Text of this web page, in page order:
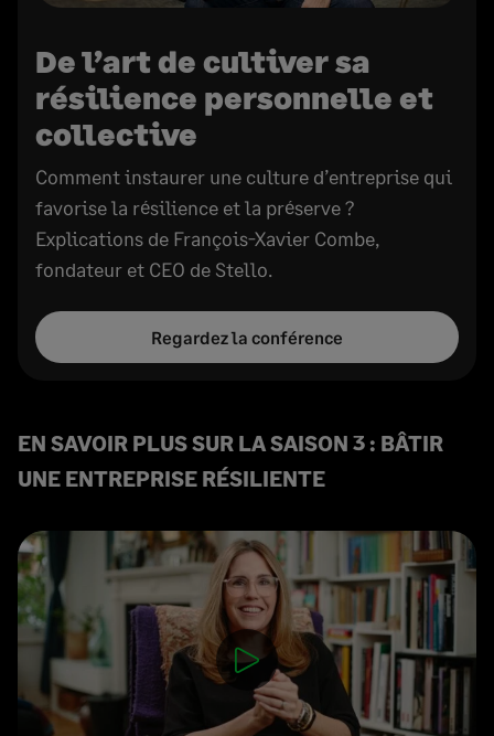
De l’art de cultiver sa
résilience personnelle et
collective
Comment instaurer une culture d’entreprise qui
favorise la résilience et la préserve ?
Explications de François-Xavier Combe,
fondateur et CEO de Stello.
Regardez la conférence
EN SAVOIR PLUS SUR LA SAISON 3 : BÂTIR
UNE ENTREPRISE RÉSILIENTE